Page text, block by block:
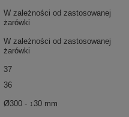
W zależności od zastosowanej
żarówki
W zależności od zastosowanej
żarówki
37
36
Ø300 - ↕30 mm